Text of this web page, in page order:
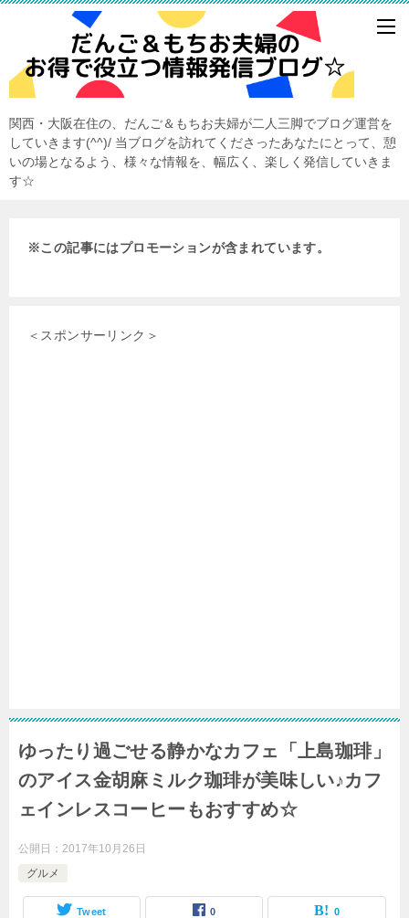
関西・大阪在住の、だんご＆もちお夫婦が二人三脚でブログ運営を
していきます(^^)/ 当ブログを訪れてくださったあなたにとって、憩
いの場となるよう、様々な情報を、幅広く、楽しく発信していきま
す☆
※この記事にはプロモーションが含まれています。
＜スポンサーリンク＞
ゆったり過ごせる静かなカフェ「上島珈琲」
のアイス金胡麻ミルク珈琲が美味しい♪カフ
ェインレスコーヒーもおすすめ☆
公開日： 2017年10月26日
グルメ
Tweet 0 0